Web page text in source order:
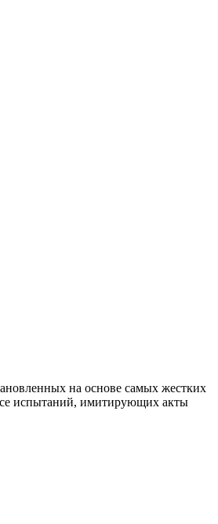
на основе самых жестких
испытаний, имитирующих акты